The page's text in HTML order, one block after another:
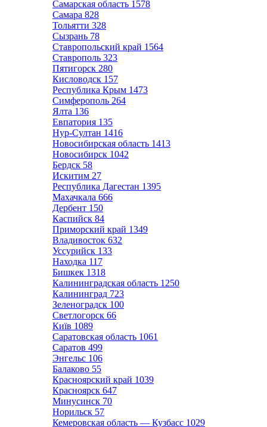
Самарская область 1578
Самара 828
Тольятти 328
Сызрань 78
Ставропольский край 1564
Ставрополь 323
Пятигорск 280
Кисловодск 157
Республика Крым 1473
Симферополь 264
Ялта 136
Евпатория 135
Нур-Султан 1416
Новосибирская область 1413
Новосибирск 1042
Бердск 58
Искитим 27
Республика Дагестан 1395
Махачкала 666
Дербент 150
Каспийск 84
Приморский край 1349
Владивосток 632
Уссурийск 133
Находка 117
Бишкек 1318
Калининградская область 1250
Калининград 723
Зеленоградск 100
Светлогорск 66
Київ 1089
Саратовская область 1061
Саратов 499
Энгельс 106
Балаково 55
Красноярский край 1039
Красноярск 647
Минусинск 70
Норильск 57
Кемеровская область — Кузбасс 1029